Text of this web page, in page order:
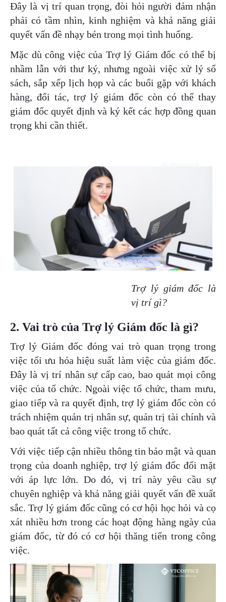
Đây là vị trí quan trọng, đòi hỏi người đảm nhận
phải có tầm nhìn, kinh nghiệm và khả năng giải
quyết vấn đề nhạy bén trong mọi tình huống.
Mặc dù công việc của Trợ lý Giám đốc có thể bị
nhầm lẫn với thư ký, nhưng ngoài việc xử lý sổ
sách, sắp xếp lịch họp và các buổi gặp với khách
hàng, đối tác, trợ lý giám đốc còn có thể thay
giám đốc quyết định và ký kết các hợp đồng quan
trọng khi cần thiết.
Trợ lý giám đốc là
vị trí gì?
2. Vai trò của Trợ lý Giám đốc là gì?
Trợ lý Giám đốc đóng vai trò quan trọng trong
việc tối ưu hóa hiệu suất làm việc của giám đốc.
Đây là vị trí nhân sự cấp cao, bao quát mọi công
việc của tổ chức. Ngoài việc tổ chức, tham mưu,
giao tiếp và ra quyết định, trợ lý giám đốc còn có
trách nhiệm quản trị nhân sự, quản trị tài chính và
bao quát tất cả công việc trong tổ chức.
Với việc tiếp cận nhiều thông tin bảo mật và quan
trọng của doanh nghiệp, trợ lý giám đốc đối mặt
với áp lực lớn. Do đó, vị trí này yêu cầu sự
chuyên nghiệp và khả năng giải quyết vấn đề xuất
sắc. Trợ lý giám đốc cũng có cơ hội học hỏi và cọ
xát nhiều hơn trong các hoạt động hàng ngày của
giám đốc, từ đó có cơ hội thăng tiến trong công
việc.